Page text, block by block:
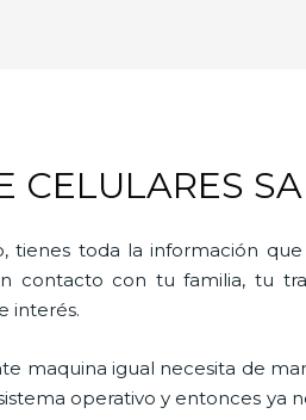
CELULARES
tienes toda la información
contacto con tu familia, tu
interés.
maquina igual necesita de
operativo y entonces ya